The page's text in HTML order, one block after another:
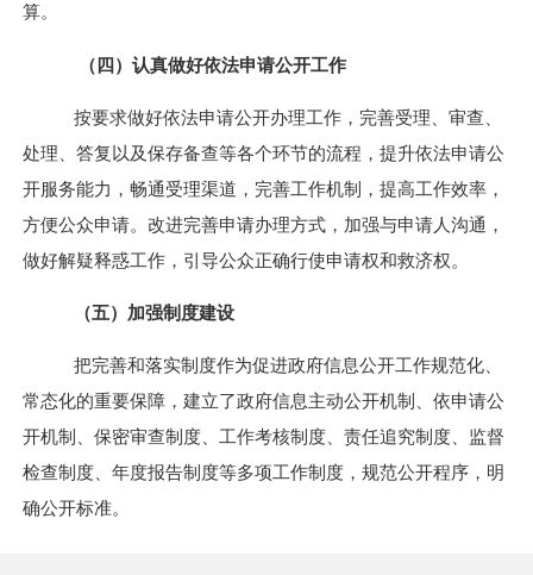
算。
（四）认真做好依法申请公开工作
按要求做好依法申请公开办理工作，完善受理、审查、
处理、答复以及保存备查等各个环节的流程，提升依法申请公
开服务能力，畅通受理渠道，完善工作机制，提高工作效率，
方便公众申请。改进完善申请办理方式，加强与申请人沟通，
做好解疑释惑工作，引导公众正确行使申请权和救济权。
（五）加强制度建设
把完善和落实制度作为促进政府信息公开工作规范化、
常态化的重要保障，建立了政府信息主动公开机制、依申请公
开机制、保密审查制度、工作考核制度、责任追究制度、监督
检查制度、年度报告制度等多项工作制度，规范公开程序，明
确公开标准。